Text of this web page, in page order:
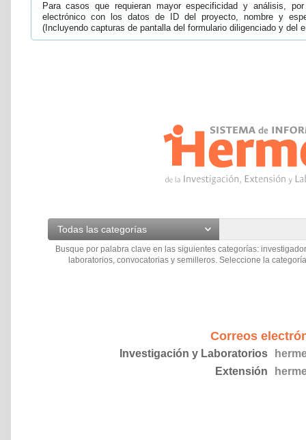
Para casos que requieran mayor especificidad y análisis,
electrónico con los datos de ID del proyecto, nombre y
(Incluyendo capturas de pantalla del formulario diligenciado y del
Todas las categorías
Busque por palabra clave en las siguientes categorías:
laboratorios, convocatorias y semilleros. Seleccione la
Correos
Investigación y Laboratorios
Extensión